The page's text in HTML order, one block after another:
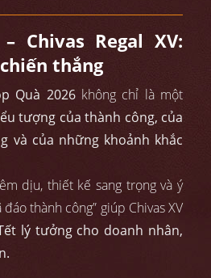
Chivas Regal XV:
thắng
Quà 2026không chỉ là một
tượng của thành công, của
và của những khoảnh khắc
dịu, thiết kế sang trọng và ý
thành công” giúp Chivas XV
lý tưởng cho doanh nhân,